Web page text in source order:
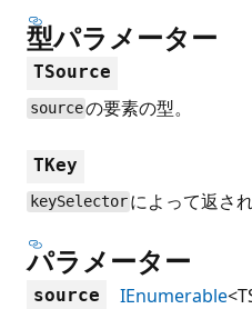
型パラメーター
TSource
sourceの要素の型。
TKey
keySelector によって返さ
パラメーター
source IEnumerable